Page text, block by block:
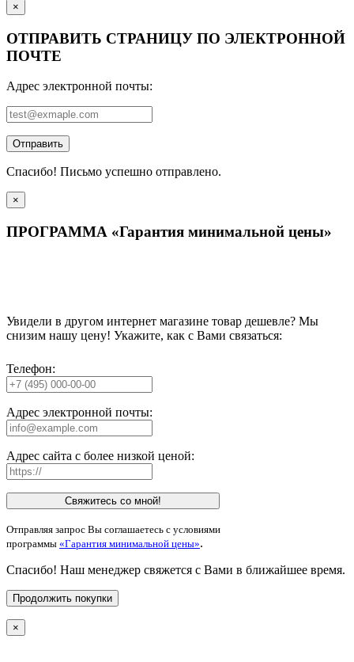
×
ОТПРАВИТЬ СТРАНИЦУ ПО ЭЛЕКТРОННОЙ
ПОЧТЕ
Адрес электронной почты:
Отправить
Спасибо! Письмо успешно отправлено.
×
ПРОГРАММА «Гарантия минимальной цены»
Увидели в другом интернет магазине товар дешевле? Мы
снизим нашу цену! Укажите, как с Вами связаться:
Телефон:
Адрес электронной почты:
Адрес сайта с более низкой ценой:
Свяжитесь со мной!
Отправляя запрос Вы соглашаетесь с условиями
программы «Гарантия минимальной цены».
Спасибо! Наш менеджер свяжется с Вами в ближайшее время.
Продолжить покупки
×